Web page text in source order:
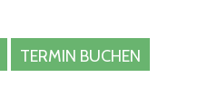
TERMIN BUCHEN